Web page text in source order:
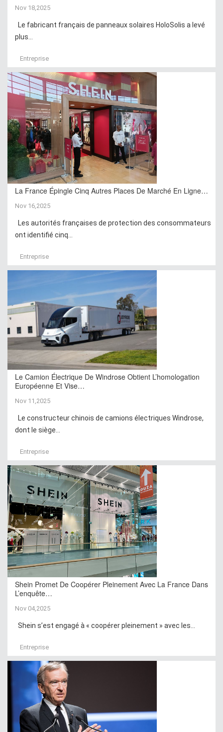
Nov 18,2025
Le fabricant français de panneaux solaires HoloSolis a levé
plus...
Entreprise
La France Épingle Cinq Autres Places De Marché En Ligne…
Nov 16,2025
Les autorités françaises de protection des consommateurs
ont identifié cinq...
Entreprise
Le Camion Électrique De Windrose Obtient L’homologation
Européenne Et Vise…
Nov 11,2025
Le constructeur chinois de camions électriques Windrose,
dont le siège...
Entreprise
Shein Promet De Coopérer Pleinement Avec La France Dans
L’enquête…
Nov 04,2025
Shein s’est engagé à « coopérer pleinement » avec les...
Entreprise